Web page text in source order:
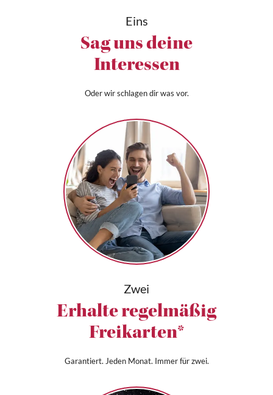
Eins
Sag uns deine
Interessen
Oder wir schlagen dir was vor.
Zwei
Erhalte regelmäßig
Freikarten*
Garantiert. Jeden Monat. Immer für zwei.